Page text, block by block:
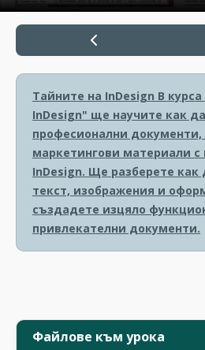
Файлове към урока
Тайните на InDesign В
InDesign" ще научите как
професионални
маркетингови материали
InDesign. Ще разберете как
текст, изображения и
създадете изцяло
привлекателни документи.